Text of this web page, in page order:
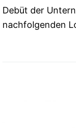
Debüt der
nachfolgenden